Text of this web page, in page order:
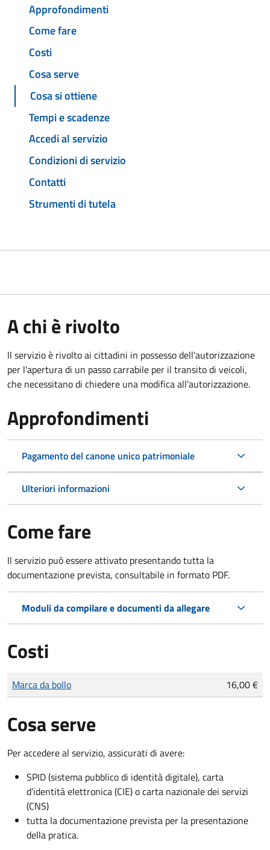
Approfondimenti
Come fare
Costi
Cosa serve
Cosa si ottiene
Tempi e scadenze
Accedi al servizio
Condizioni di servizio
Contatti
Strumenti di tutela
A chi è rivolto
Il servizio è rivolto ai cittadini in possesso dell'autorizzazione
per l'apertura di un passo carrabile per il transito di veicoli,
che necessitano di chiedere una modifica all'autorizzazione.
Approfondimenti
Pagamento del canone unico patrimoniale
Ulteriori informazioni
Come fare
Il servizio può essere attivato presentando tutta la
documentazione prevista, consultabile in formato PDF.
Moduli da compilare e documenti da allegare
Costi
Tipo di pagamento
Importo
Marca da bollo 16,00 €
Cosa serve
Per accedere al servizio, assicurati di avere:
SPID (sistema pubblico di identità digitale), carta
d’identità elettronica (CIE) o carta nazionale dei servizi
(CNS)
tutta la documentazione prevista per la presentazione
della pratica.